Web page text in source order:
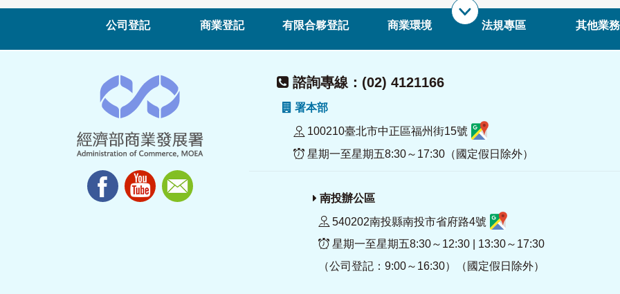
公司登記 商業登記 有限合夥登記 商業環境 法規專區 其他業務
諮詢專線：(02) 4121166
署本部
100210臺北市中正區福州街15號
星期一至星期五8:30～17:30（國定假日除外）
南投辦公區
540202南投縣南投市省府路4號
星期一至星期五8:30～12:30 | 13:30～17:30
（公司登記：9:00～16:30）（國定假日除外）